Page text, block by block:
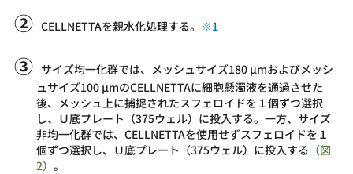
② CELLNETTAを親水化処理する。 ※1
③ サイズ均一化群では、メッシュサイズ180 µmおよびメッシ
ュサイズ100 µmのCELLNETTAに細胞懸濁液を通過させた
後、メッシュ上に捕捉されたスフェロイドを１個ずつ選択
し、Ｕ底プレート（375ウェル）に投入する。一方、サイズ
非均一化群では、CELLNETTAを使用せずスフェロイドを１
個ずつ選択し、Ｕ底プレート（375ウェル）に投入する （図
2） 。